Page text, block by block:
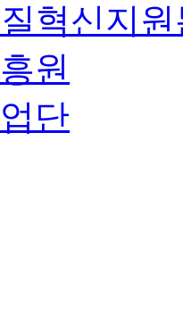
혁신지
원
단